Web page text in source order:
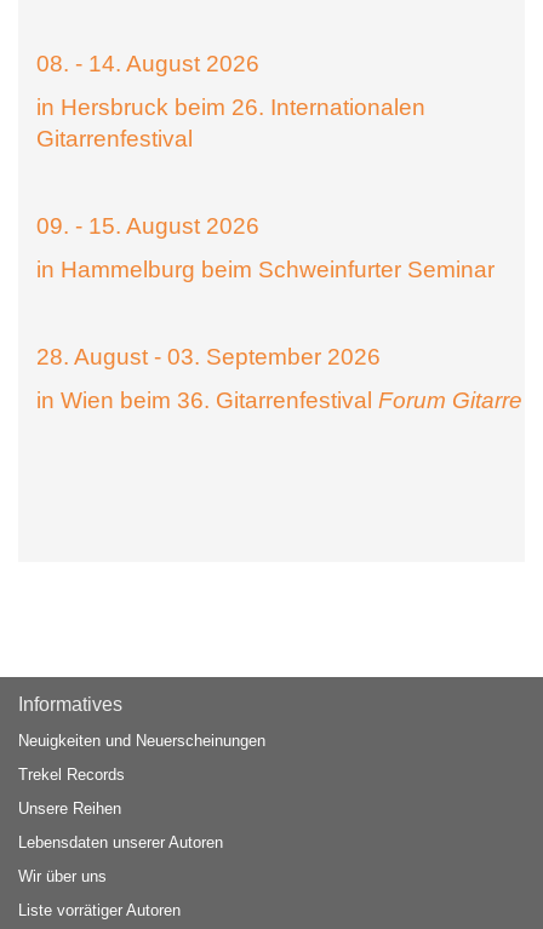
08. - 14. August 2026
in Hersbruck beim 26. Internationalen
Gitarrenfestival
09. - 15. August 2026
in Hammelburg beim Schweinfurter Seminar
28. August - 03. September 2026
in Wien beim 36. Gitarrenfestival Forum Gitarre
Informatives
Neuigkeiten und Neuerscheinungen
Trekel Records
Unsere Reihen
Lebensdaten unserer Autoren
Wir über uns
Liste vorrätiger Autoren